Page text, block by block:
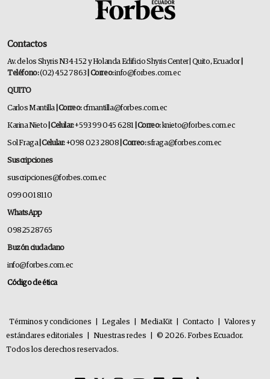
Contactos
Av. de los Shyris N34-152 y Holanda Edificio Shyris Center | Quito, Ecuador
Teléfono:(02) 452 7863 | Correo:info@forbes.com.ec
QUITO
Carlos Mantilla | Correo:cfmantilla@forbes.com.ec
Karina Nieto | Celular:+593 99 045 6281 | Correo:knieto@forbes.com.ec
Sol Fraga| Celular:+098 023 2808 | Correo:sfraga@forbes.com.ec
Suscripciones
suscripciones@forbes.com.ec
099 001 8110
WhatsApp
0982528765
Buzón ciudadano
info@forbes.com.ec
Código de ética
Términos y condiciones Legales MediaKit Contacto
Valores y
estándares editoriales
Nuestras redes
© 2026. Forbes Ecuador.
Todos los derechos reservados.